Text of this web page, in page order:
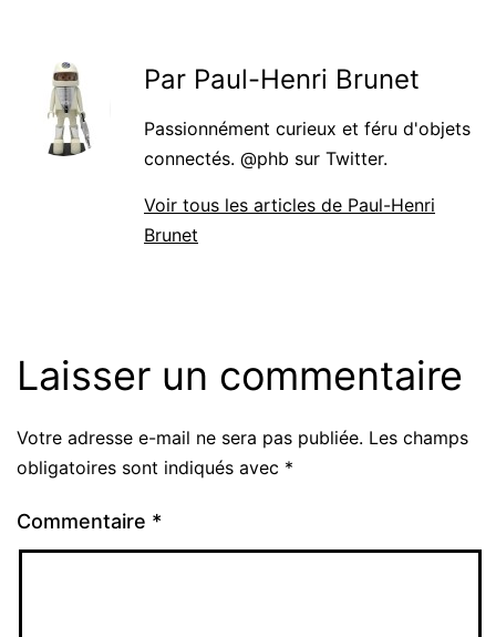
Par Paul-Henri Brunet
Passionnément curieux et féru d'objets
connectés. @phb sur Twitter.
Voir tous les articles de Paul-Henri
Brunet
Laisser un commentaire
Votre adresse e-mail ne sera pas publiée. Les champs
obligatoires sont indiqués avec *
Commentaire *